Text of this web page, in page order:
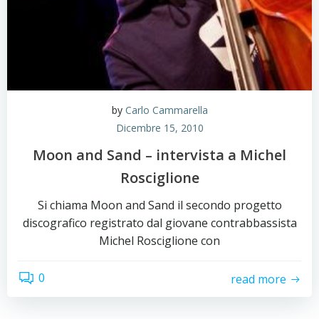
by Carlo Cammarella
Dicembre 15, 2010
Moon and Sand – intervista a Michel
Rosciglione
Si chiama Moon and Sand il secondo progetto
discografico registrato dal giovane contrabbassista
Michel Rosciglione con
0 read more